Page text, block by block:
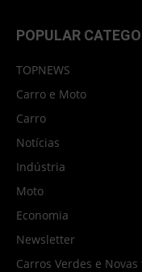
POPULAR
TOPNEWS
Carro e Moto
Carro
Notícias
Indústria
Moto
Economia
Newsletter
Carros Verdes e